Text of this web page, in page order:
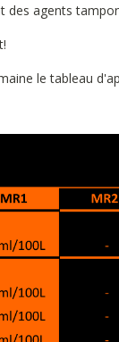
des agents
le tableau